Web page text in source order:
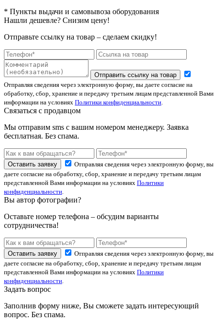
* Пункты выдачи и самовывоза оборудования
Нашли дешевле? Снизим цену!
Отправьте ссылку на товар – сделаем скидку!
Отправить ссылку на товар
Отправляя сведения через электронную форму, вы даете согласие на
обработку, сбор, хранение и передачу третьим лицам представленной Вами
информации на условиях Политики конфиденциальности.
Связаться с продавцом
Мы отправим sms с вашим номером менеджеру. Заявка
бесплатная. Без спама.
Оставить заявку
Отправляя сведения через электронную форму, вы
даете согласие на обработку, сбор, хранение и передачу третьим лицам
представленной Вами информации на условиях Политики
конфиденциальности.
Вы автор фотографии?
Оставьте номер телефона – обсудим варианты
сотрудничества!
Оставить заявку
Отправляя сведения через электронную форму, вы
даете согласие на обработку, сбор, хранение и передачу третьим лицам
представленной Вами информации на условиях Политики
конфиденциальности.
Задать вопрос
Заполнив форму ниже, Вы сможете задать интересующий
вопрос. Без спама.